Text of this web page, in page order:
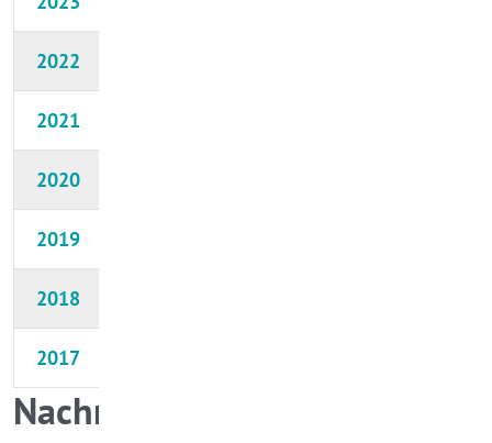
2022
2021
2020
2019
2018
2017
Nachrichten-Archiv